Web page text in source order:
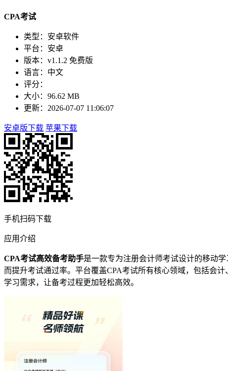
CPA考试
类型：安卓软件
平台：安卓
版本：v1.1.2 免费版
语言：中文
评分：
大小：96.62 MB
更新：2026-07-07 11:06:07
安卓版下载 苹果下载
手机扫码下载
应用介绍
CPA考试高效备考助手是一款专为注册会计师考试设计的移动
而提升考试通过率。平台覆盖CPA考试所有核心领域，包括会
学习需求，让备考过程更加轻松高效。